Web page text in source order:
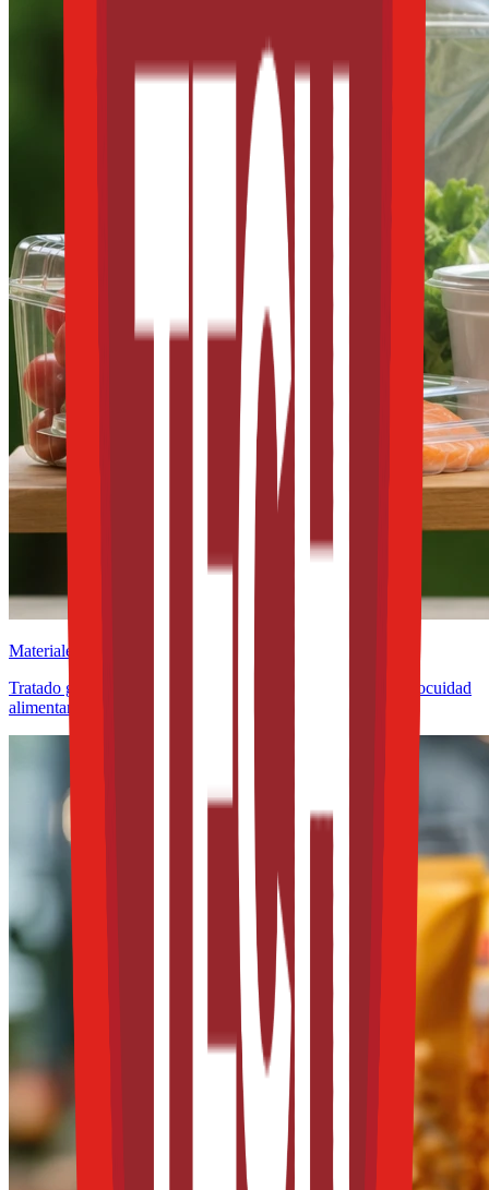
Materiales
Tratado global sobre plásticos: ALAIAB pide proteger la inocuidad
alimentaria